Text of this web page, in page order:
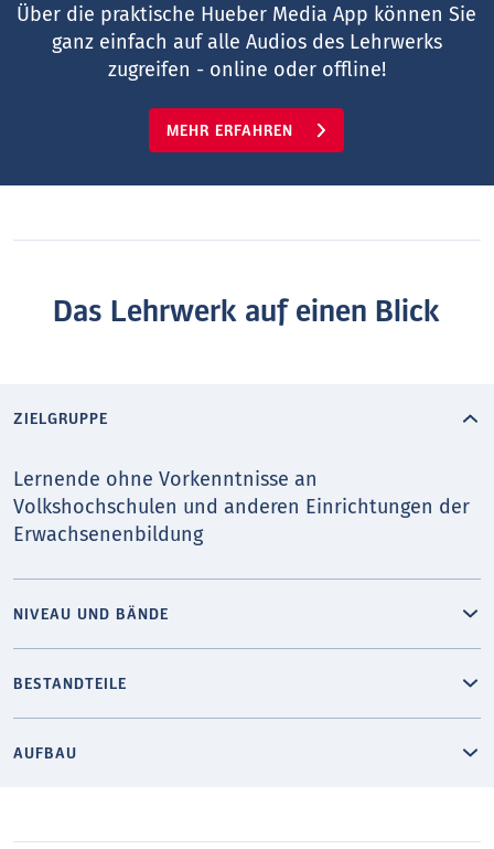
Über die praktische Hueber Media App können Sie
ganz einfach auf alle Audios des Lehrwerks
zugreifen - online oder offline!
MEHR ERFAHREN
Das Lehrwerk auf einen Blick
ZIELGRUPPE
Lernende ohne Vorkenntnisse an
Volkshochschulen und anderen Einrichtungen der
Erwachsenenbildung
NIVEAU UND BÄNDE
BESTANDTEILE
AUFBAU